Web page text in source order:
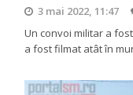
3 mai 2022, 11:47
Un convoi militar a
a fost filmat atât în